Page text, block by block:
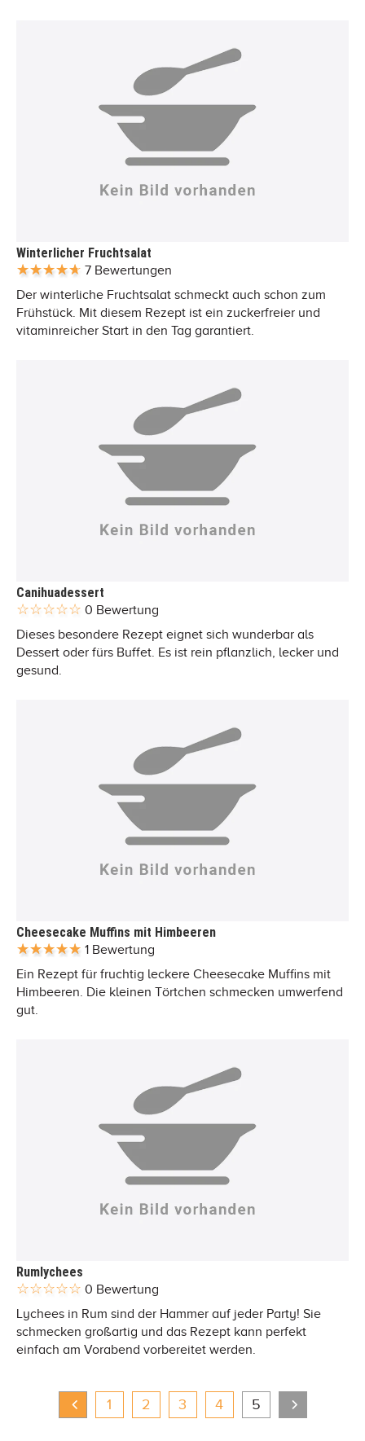
Winterlicher Fruchtsalat
7 Bewertungen
Der winterliche Fruchtsalat schmeckt auch schon zum
Frühstück. Mit diesem Rezept ist ein zuckerfreier und
vitaminreicher Start in den Tag garantiert.
Canihuadessert
0 Bewertung
Dieses besondere Rezept eignet sich wunderbar als
Dessert oder fürs Buffet. Es ist rein pflanzlich, lecker und
gesund.
Cheesecake Muffins mit Himbeeren
1 Bewertung
Ein Rezept für fruchtig leckere Cheesecake Muffins mit
Himbeeren. Die kleinen Törtchen schmecken umwerfend
gut.
Rumlychees
0 Bewertung
Lychees in Rum sind der Hammer auf jeder Party! Sie
schmecken großartig und das Rezept kann perfekt
einfach am Vorabend vorbereitet werden.
1 2 3 4 5